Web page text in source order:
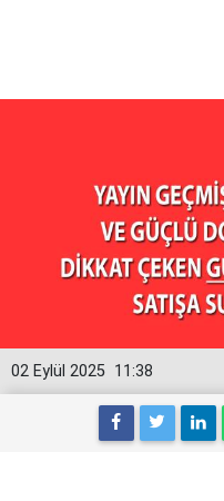
11:38
02 Eylül 2025